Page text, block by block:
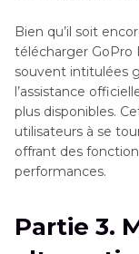
Bien qu’il soit
télécharger GoPro
souvent intitulées
l’assistance
plus disponibles.
utilisateurs à se
offrant des
performances.
Partie 3.